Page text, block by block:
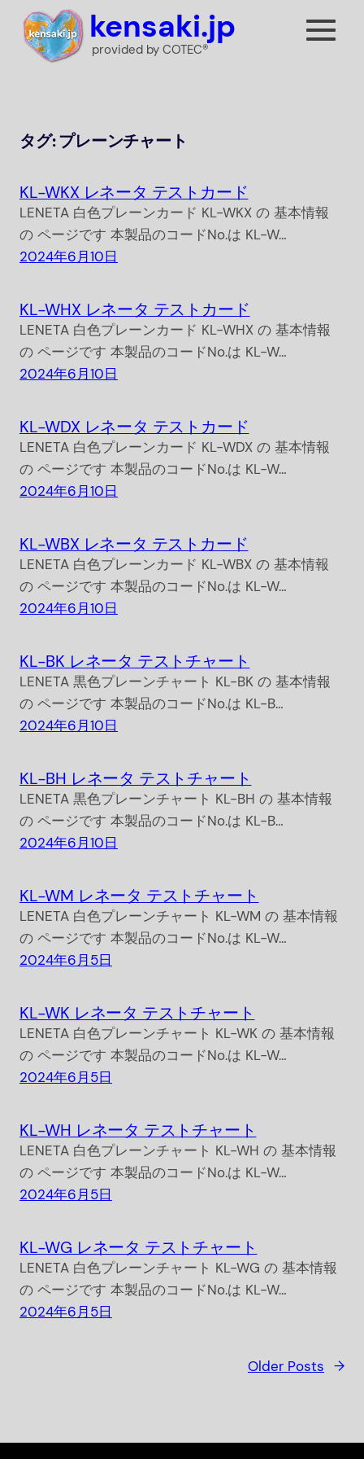
kensaki.jp
provided by COTEC®
タグ:プレーンチャート
KL-WKX レネータ テストカード
LENETA 白色プレーンカード KL-WKX の 基本情報
の ページです 本製品のコードNo.は KL-W…
2024年6月10日
KL-WHX レネータ テストカード
LENETA 白色プレーンカード KL-WHX の 基本情報
の ページです 本製品のコードNo.は KL-W…
2024年6月10日
KL-WDX レネータ テストカード
LENETA 白色プレーンカード KL-WDX の 基本情報
の ページです 本製品のコードNo.は KL-W…
2024年6月10日
KL-WBX レネータ テストカード
LENETA 白色プレーンカード KL-WBX の 基本情報
の ページです 本製品のコードNo.は KL-W…
2024年6月10日
KL-BK レネータ テストチャート
LENETA 黒色プレーンチャート KL-BK の 基本情報
の ページです 本製品のコードNo.は KL-B…
2024年6月10日
KL-BH レネータ テストチャート
LENETA 黒色プレーンチャート KL-BH の 基本情報
の ページです 本製品のコードNo.は KL-B…
2024年6月10日
KL-WM レネータ テストチャート
LENETA 白色プレーンチャート KL-WM の 基本情報
の ページです 本製品のコードNo.は KL-W…
2024年6月5日
KL-WK レネータ テストチャート
LENETA 白色プレーンチャート KL-WK の 基本情報
の ページです 本製品のコードNo.は KL-W…
2024年6月5日
KL-WH レネータ テストチャート
LENETA 白色プレーンチャート KL-WH の 基本情報
の ページです 本製品のコードNo.は KL-W…
2024年6月5日
KL-WG レネータ テストチャート
LENETA 白色プレーンチャート KL-WG の 基本情報
の ページです 本製品のコードNo.は KL-W…
2024年6月5日
Older Posts →